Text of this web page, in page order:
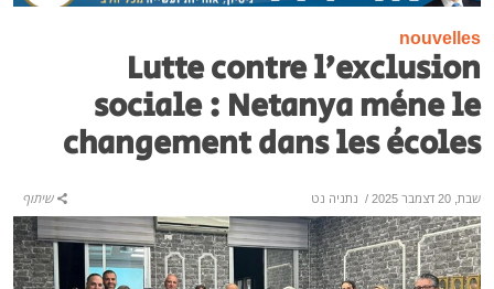
nouvelles
Lutte contre l’exclusion
sociale : Netanya mène le
changement dans les écoles
שבת, 20 דצמבר 2025 / נתניה נט שיתוף